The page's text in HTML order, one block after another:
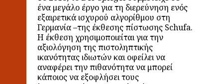
ένα μεγάλο έργο για τη διερεύνηση ενός
εξαιρετικά ισχυρού αλγορίθμου στη
Γερμανία –της έκθεσης πίστωσης Schufa.
Η έκθεση χρησιμοποιείται για την
αξιολόγηση της πιστοληπτικής
ικανότητας ιδιωτών και οφείλει να
αναφέρει την πιθανότητα να μπορεί
κάποιος να εξοφλήσει τους